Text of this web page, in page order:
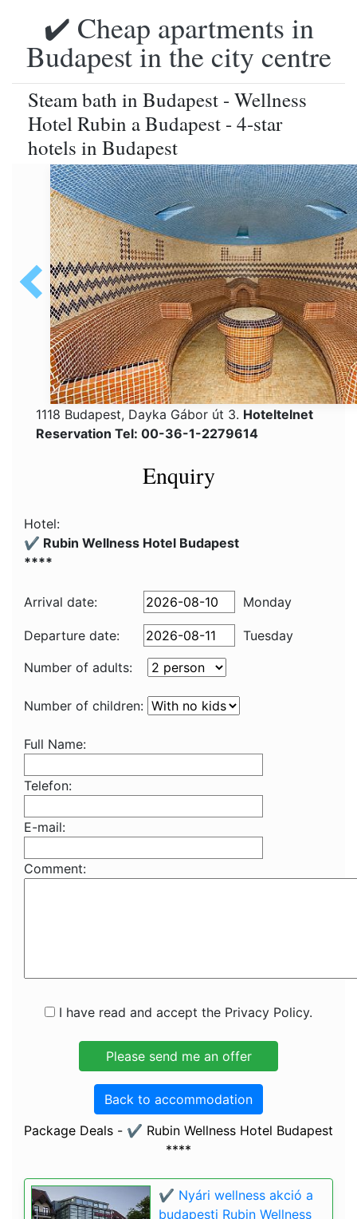
✔️ Cheap apartments in
Budapest in the city centre
Steam bath in Budapest - Wellness
Hotel Rubin a Budapest - 4-star
hotels in Budapest
1118 Budapest, Dayka Gábor út 3. Hoteltelnet
Reservation Tel: 00-36-1-2279614
Enquiry
Hotel:
✔️ Rubin Wellness Hotel Budapest
****
Arrival date: Monday
Departure date:
Tuesday
Number of adults:
Number of children:
Full Name:
Telefon:
E-mail:
Comment:
I have read and accept the Privacy Policy.
Back to accommodation
Package Deals - ✔️ Rubin Wellness Hotel Budapest
****
✔️ Nyári wellness akció a
budapesti Rubin Wellness